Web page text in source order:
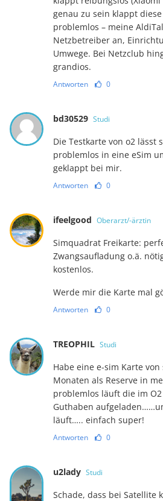
genau zu sein klappt
problemlos – meine
Netzbetreiber an,
Umwege. Bei Netzclub
grandios.
Antworten 0
bd30529 Studi
Die Testkarte von o2 lässt
problemlos in eine eSim
geklappt bei mir.
Antworten 0
ifeelgood Oberarzt/-ärztin
Simquadrat Freikarte:
Zwangsaufladung o.ä.
kostenlos.
Werde mir die Karte mal
Antworten 0
TREOPHIL Studi
Habe eine e-sim Karte
Monaten als Reserve in
problemlos läuft die im
Guthaben
läuft….. einfach super!
Antworten 0
u2lady Studi
Schade, dass bei Satellite